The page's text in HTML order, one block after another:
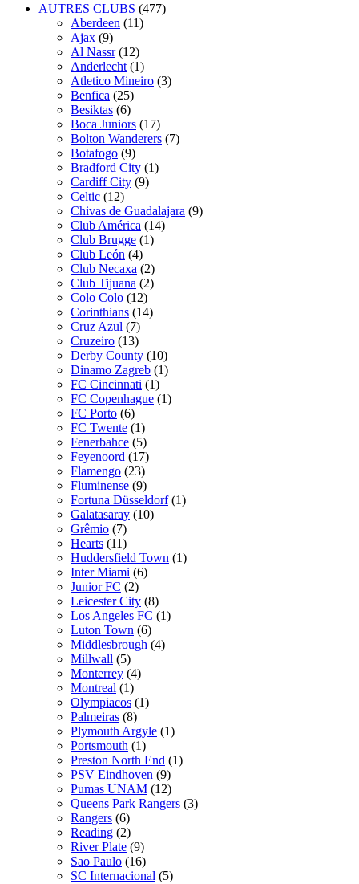
AUTRES CLUBS (477)
Aberdeen (11)
Ajax (9)
Al Nassr (12)
Anderlecht (1)
Atletico Mineiro (3)
Benfica (25)
Besiktas (6)
Boca Juniors (17)
Bolton Wanderers (7)
Botafogo (9)
Bradford City (1)
Cardiff City (9)
Celtic (12)
Chivas de Guadalajara (9)
Club América (14)
Club Brugge (1)
Club León (4)
Club Necaxa (2)
Club Tijuana (2)
Colo Colo (12)
Corinthians (14)
Cruz Azul (7)
Cruzeiro (13)
Derby County (10)
Dinamo Zagreb (1)
FC Cincinnati (1)
FC Copenhague (1)
FC Porto (6)
FC Twente (1)
Fenerbahce (5)
Feyenoord (17)
Flamengo (23)
Fluminense (9)
Fortuna Düsseldorf (1)
Galatasaray (10)
Grêmio (7)
Hearts (11)
Huddersfield Town (1)
Inter Miami (6)
Junior FC (2)
Leicester City (8)
Los Angeles FC (1)
Luton Town (6)
Middlesbrough (4)
Millwall (5)
Monterrey (4)
Montreal (1)
Olympiacos (1)
Palmeiras (8)
Plymouth Argyle (1)
Portsmouth (1)
Preston North End (1)
PSV Eindhoven (9)
Pumas UNAM (12)
Queens Park Rangers (3)
Rangers (6)
Reading (2)
River Plate (9)
Sao Paulo (16)
SC Internacional (5)